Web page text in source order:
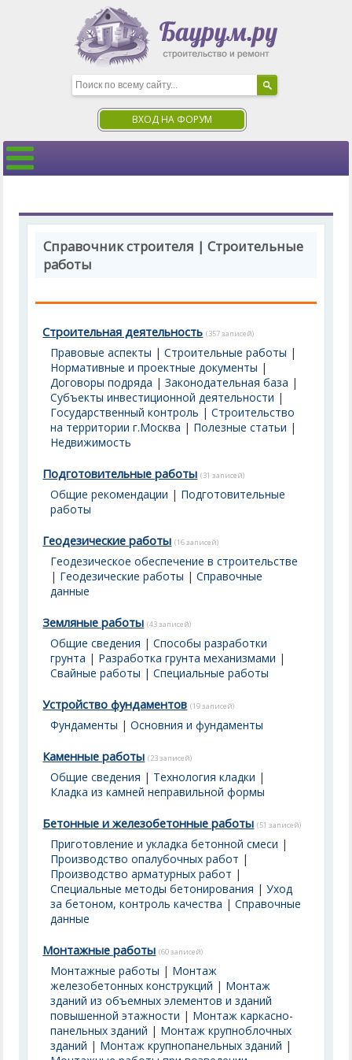
ВХОД НА ФОРУМ
Справочник строителя | Строительные
работы
Строительная деятельность (357 записей)
Правовые аспекты |Строительные работы |
Нормативные и проектные документы |
Договоры подряда |Законодательная база |
Субъекты инвестиционной деятельности |
Государственный контроль |Строительство
на территории г.Москва | Полезные статьи |
Недвижимость
Подготовительные работы (31 записей)
Общие рекомендации | Подготовительные
работы
Геодезические работы (16 записей)
Геодезическое обеспечение в строительстве
| Геодезические работы |Справочные
данные
Земляные работы (43 записей)
Общие сведения |Способы разработки
грунта | Разработка грунта механизмами |
Свайные работы |Специальные работы
Устройство фундаментов (19 записей)
Фундаменты |Основния и фундаменты
Каменные работы (23 записей)
Общие сведения | Технология кладки |
Кладка из камней неправильной формы
Бетонные и железобетонные работы (51 записей)
Приготовление и укладка бетонной смеси |
Производство опалубочных работ |
Производство арматурных работ |
Специальные методы бетонирования |Уход
за бетоном, контроль качества |Справочные
данные
Монтажные работы (60 записей)
Монтажные работы | Монтаж
железобетонных конструкций | Монтаж
зданий из объемных элементов и зданий
повышенной этажности | Монтаж каркасно-
панельных зданий | Монтаж крупноблочных
зданий | Монтаж крупнопанельных зданий |